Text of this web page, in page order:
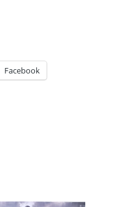
Facebook